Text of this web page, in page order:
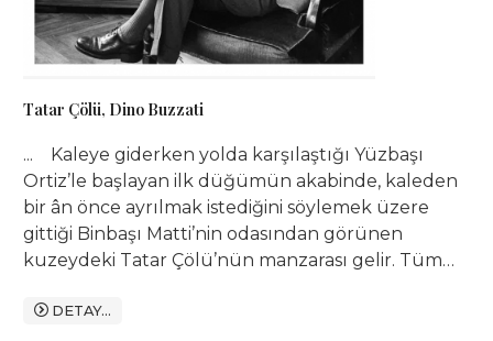
Tatar Çölü, Dino Buzzati
... Kaleye giderken yolda karşılaştığı Yüzbaşı
Ortiz’le başlayan ilk düğümün akabinde, kaleden
bir ân önce ayrılmak istediğini söylemek üzere
gittiği Binbaşı Matti’nin odasından görünen
kuzeydeki Tatar Çölü’nün manzarası gelir. Tüm
hırsız gibi ondan geçmişini çalar ve yerine kendisi
DETAY...